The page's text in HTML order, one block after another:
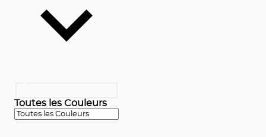
Toutes les Couleurs